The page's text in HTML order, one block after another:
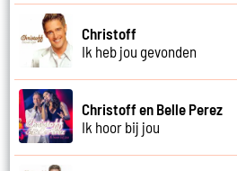
Christoff
Ik heb jou gevonden
Christoff en Belle Perez
Ik hoor bij jou